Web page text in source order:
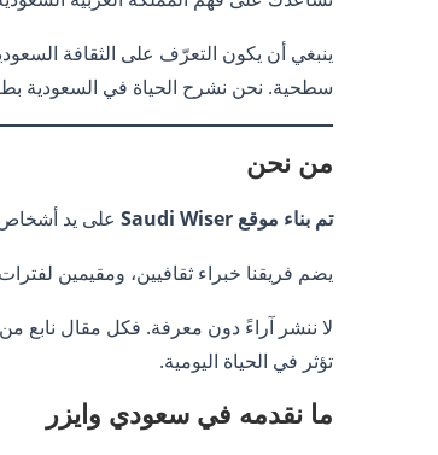
ينبغي أن يكون التعرّف على الثقافة
سطحية. نحن نشرح الحياة في السعودية
من نحن
تم بناء موقع Saudi Wiser على يد أشخاص
يضم فريقنا خبراء ثقافيين، ومقيمين
لا ننشر آراءً دون معرفة. فكل مقال نابع
تؤثر في الحياة اليومية.
ما نقدمه في سعودي وايزر